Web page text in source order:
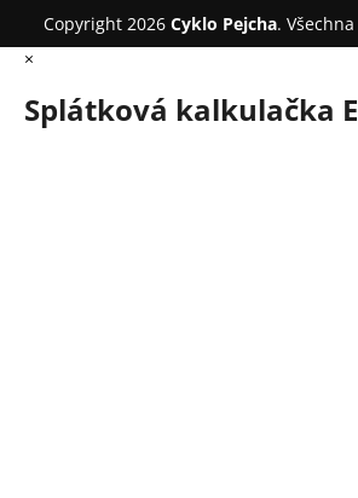
Copyright 2026 Cyklo Pejcha.
×
Splátková kalkulačka